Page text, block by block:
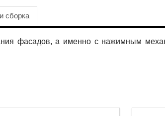
сборка
фасадов, а именно с нажимным